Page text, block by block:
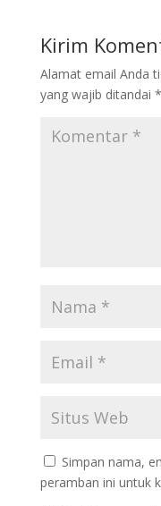
Kirim
Alamat email Anda
yang wajib ditandai *
Simpan nama,
peramban ini untuk